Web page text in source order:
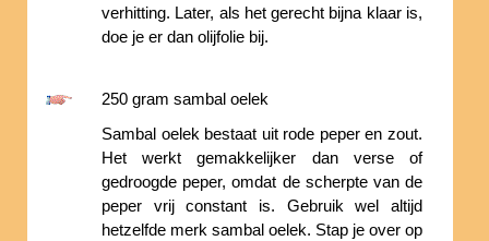
verhitting. Later, als het gerecht bijna klaar is,
doe je er dan olijfolie bij.
250 gram sambal oelek
Sambal oelek bestaat uit rode peper en zout.
Het werkt gemakkelijker dan verse of
gedroogde peper, omdat de scherpte van de
peper vrij constant is. Gebruik wel altijd
hetzelfde merk sambal oelek. Stap je over op